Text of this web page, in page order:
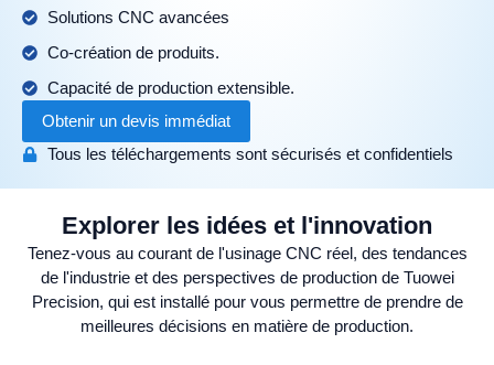
Solutions CNC avancées
Co-création de produits.
Capacité de production extensible.
Obtenir un devis immédiat
Tous les téléchargements sont sécurisés et confidentiels
Explorer les idées et l'innovation
Tenez-vous au courant de l'usinage CNC réel, des tendances
de l'industrie et des perspectives de production de Tuowei
Precision, qui est installé pour vous permettre de prendre de
meilleures décisions en matière de production.